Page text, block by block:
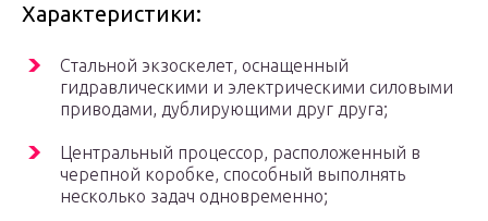
Характеристики:
Стальной экзоскелет, оснащенный
гидравлическими и электрическими силовыми
приводами, дублирующими друг друга;
Центральный процессор, расположенный в
черепной коробке, способный выполнять
несколько задач одновременно;